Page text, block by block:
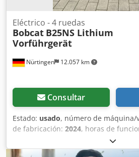
de vehículos de todo tipo.----
Nürtingen 12.057 km
Eléctrico - 4 ruedas
Bobcat B25NS Lithium
Vorführgerät
Consultar
Estado: usado, número de máquina/
de fabricación: 2024, horas de
2.500 kg, altura
mm, ascensor libre:1.700 mm,